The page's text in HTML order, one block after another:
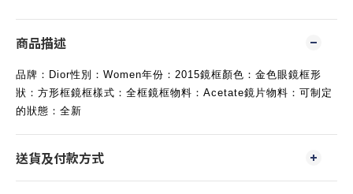
商品描述
品牌：Dior性別：Women年份：2015鏡框顏色：金色眼鏡框形
狀：方形框鏡框樣式：全框鏡框物料：Acetate鏡片物料：可制定
的狀態：全新
送貨及付款方式